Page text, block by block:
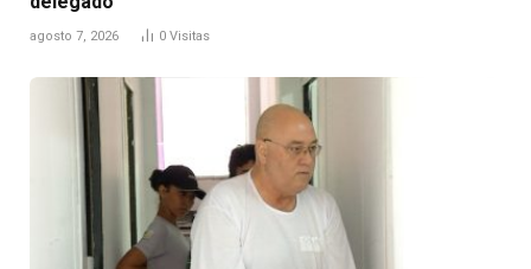
agosto 7, 2026 0 Visitas